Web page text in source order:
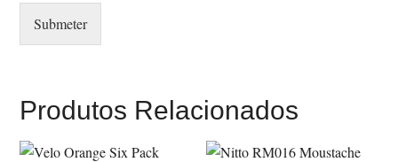
Submeter
Produtos Relacionados